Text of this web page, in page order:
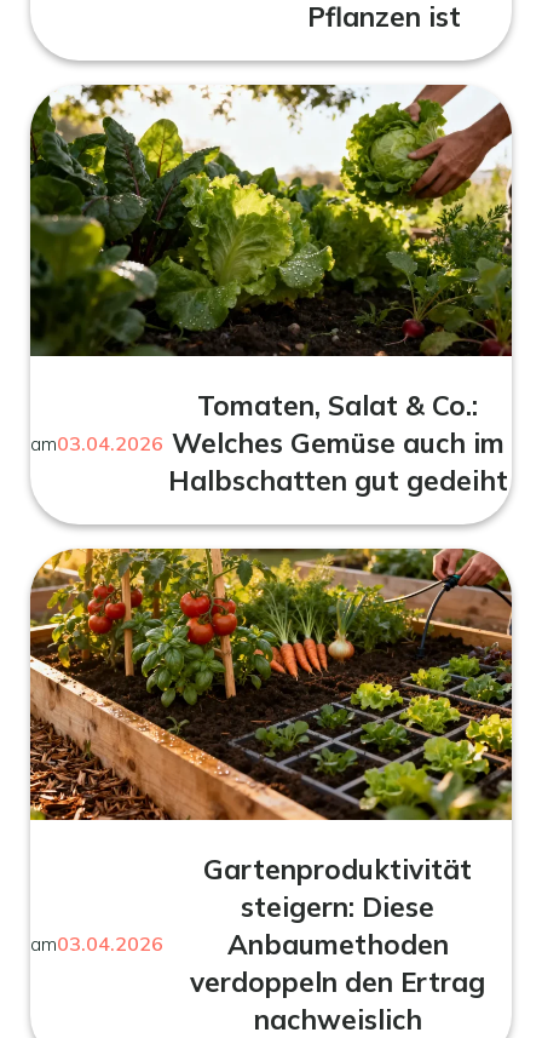
Pflanzen ist
am03.04.2026
Tomaten, Salat & Co.:
Welches Gemüse auch im
Halbschatten gut gedeiht
am03.04.2026
Gartenproduktivität
steigern: Diese
Anbaumethoden
verdoppeln den Ertrag
nachweislich